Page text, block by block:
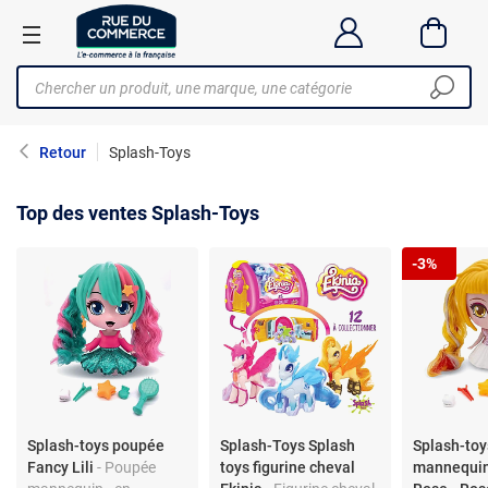
Retour Splash-Toys
Top des ventes Splash-Toys
Splash-toys poupée
Fancy Lili - Poupée
Splash-Toys Splash
toys figurine cheval
Splash-
-3%